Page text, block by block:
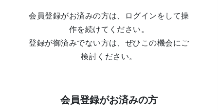
会員登録がお済みの方は、ログインをして操
作を続けてください。
登録が御済みでない方は、ぜひこの機会にご
検討ください。
会員登録がお済みの方